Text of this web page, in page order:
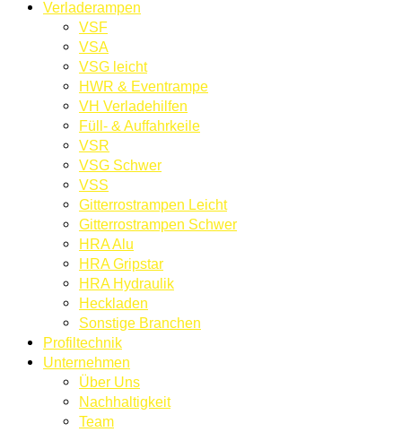
Verladerampen
VSF
VSA
VSG leicht
HWR & Eventrampe
VH Verladehilfen
Füll- & Auffahrkeile
VSR
VSG Schwer
VSS
Gitterrostrampen Leicht
Gitterrostrampen Schwer
HRA Alu
HRA Gripstar
HRA Hydraulik
Heckladen
Sonstige Branchen
Profiltechnik
Unternehmen
Über Uns
Nachhaltigkeit
Team